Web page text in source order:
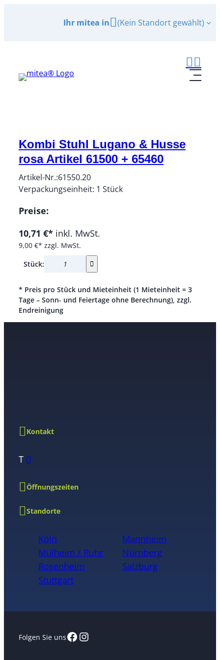
Ihr mitea in (Kein Standort gewählt)
Kombi Stuhl Lugano & Husse
rosa Artikel 61500 + 65460
Artikel-Nr.:61550.20
Verpackungseinheit: 1 Stück
Preise:
10,71 €* inkl. MwSt.
9,00 €* zzgl. MwSt.
Stück:
* Preis pro Stück und Mieteinheit (1 Mieteinheit = 3
Tage – Sonn- und Feiertage ohne Berechnung), zzgl.
Endreinigung
Kontakt
T 0
Öffnungszeiten
Standorte
Köln
Mannheim
Mülheim / Ruhr
Nürnberg
Rosenheim
Salzburg
Stuttgart
Folgen Sie unsFacebook
Instagram